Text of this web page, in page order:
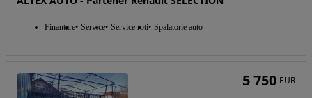
Finantare Service Service roti Spalatorie auto
5 750 EUR